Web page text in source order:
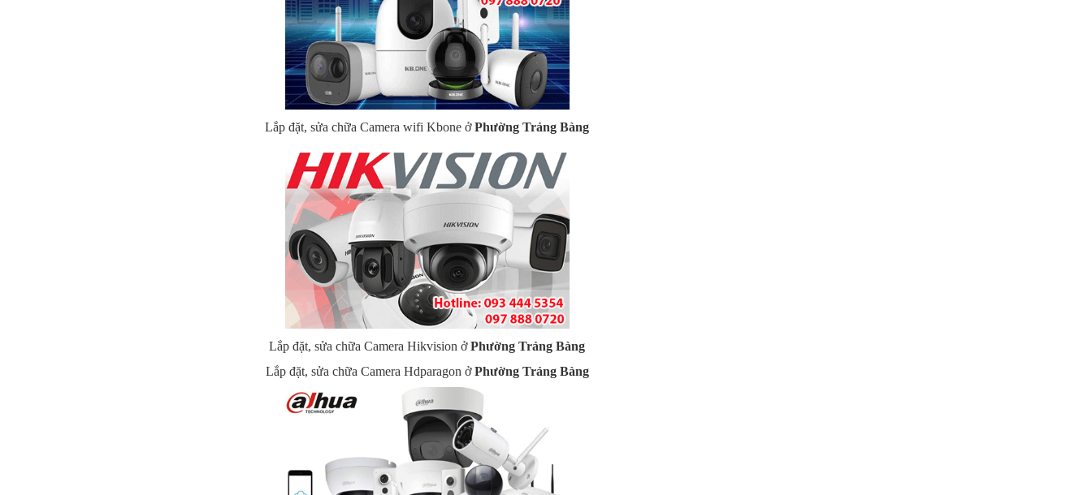
Lắp đặt, sửa chữa Camera wifi Kbone ởPhường Trảng Bàng
Lắp đặt, sửa chữa Camera Hikvision ởPhường Trảng Bàng
Lắp đặt, sửa chữa Camera Hdparagon ởPhường Trảng Bàng